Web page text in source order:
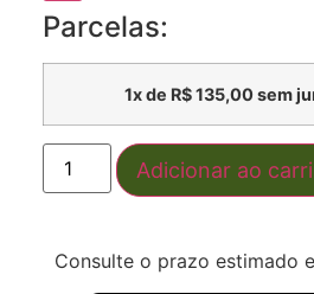
Parcelas:
1x de R$135,00sem
Adicionar ao
Consulte o prazo estimado